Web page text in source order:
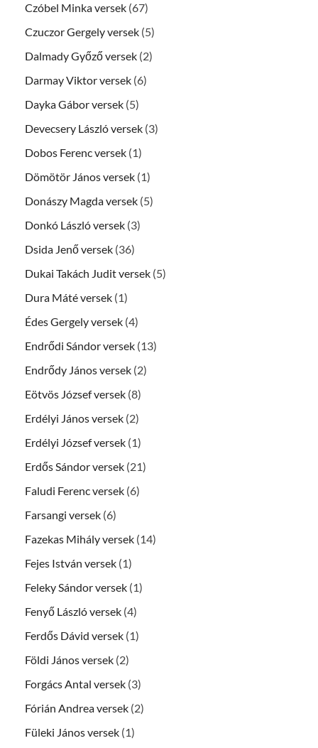
Czóbel Minka versek (67)
Czuczor Gergely versek (5)
Dalmady Győző versek (2)
Darmay Viktor versek (6)
Dayka Gábor versek (5)
Devecsery László versek (3)
Dobos Ferenc versek (1)
Dömötör János versek (1)
Donászy Magda versek (5)
Donkó László versek (3)
Dsida Jenő versek (36)
Dukai Takách Judit versek (5)
Dura Máté versek (1)
Édes Gergely versek (4)
Endrődi Sándor versek (13)
Endrődy János versek (2)
Eötvös József versek (8)
Erdélyi János versek (2)
Erdélyi József versek (1)
Erdős Sándor versek (21)
Faludi Ferenc versek (6)
Farsangi versek (6)
Fazekas Mihály versek (14)
Fejes István versek (1)
Feleky Sándor versek (1)
Fenyő László versek (4)
Ferdős Dávid versek (1)
Földi János versek (2)
Forgács Antal versek (3)
Fórián Andrea versek (2)
Füleki János versek (1)